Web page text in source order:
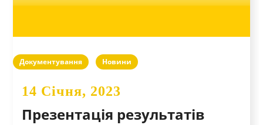
Документування Новини
14 Січня, 2023
Презентація результатів